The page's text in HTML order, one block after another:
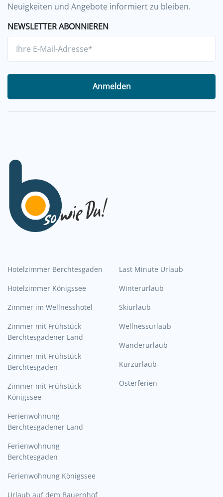
Neuigkeiten und Angebote informiert zu bleiben.
NEWSLETTER ABONNIEREN
Anmelden
Hotelzimmer Berchtesgaden
Hotelzimmer Königssee
Zimmer im Wellnesshotel
Zimmer mit Frühstück
Berchtesgadener Land
Zimmer mit Frühstück
Berchtesgaden
Zimmer mit Frühstück
Königssee
Ferienwohnung
Berchtesgadener Land
Ferienwohnung
Berchtesgaden
Ferienwohnung Königssee
Urlaub auf dem Bauernhof
Last Minute Urlaub
Winterurlaub
Skiurlaub
Wellnessurlaub
Wanderurlaub
Kurzurlaub
Osterferien